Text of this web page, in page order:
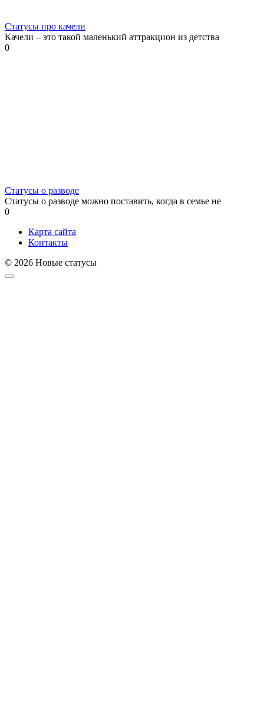
Статусы про качели
Качели – это такой маленький аттракцион из детства
0
Статусы о разводе
Статусы о разводе можно поставить, когда в семье не
0
Карта сайта
Контакты
© 2026 Новые статусы